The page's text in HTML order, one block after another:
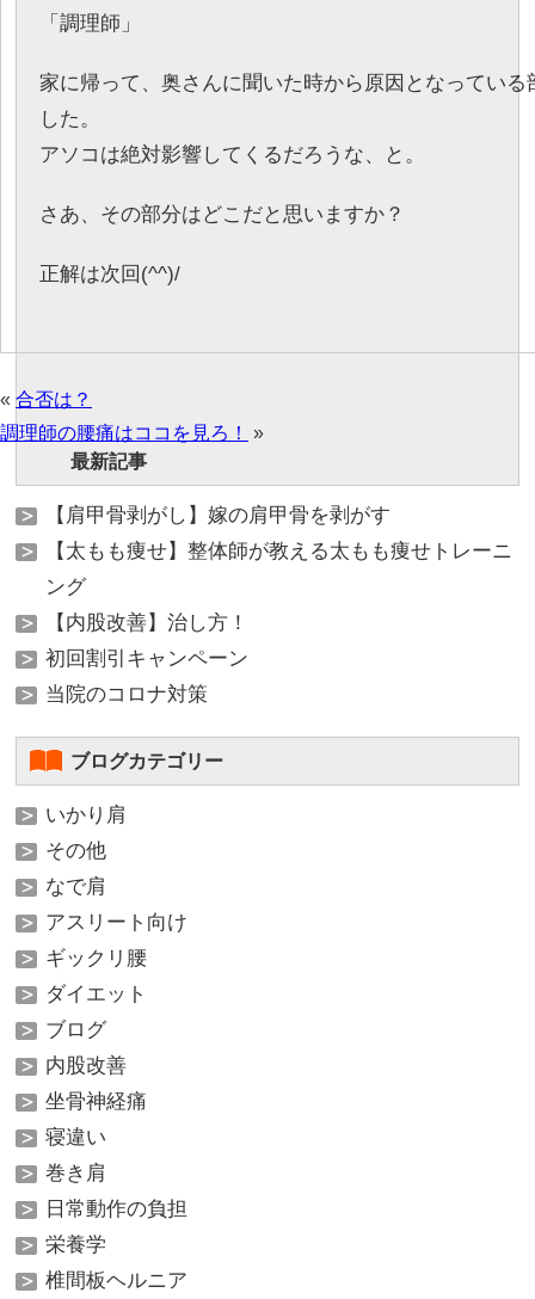
「調理師」
家に帰って、奥さんに聞いた時から原因となっている
した。
アソコは絶対影響してくるだろうな、と。
さあ、その部分はどこだと思いますか？
正解は次回(^^)/
« 合否は？
調理師の腰痛はココを見ろ！
»
最新記事
【肩甲骨剥がし】嫁の肩甲骨を剥がす
【太もも痩せ】整体師が教える太もも痩せトレーニ
ング
【内股改善】治し方！
初回割引キャンペーン
当院のコロナ対策
ブログカテゴリー
いかり肩
その他
なで肩
アスリート向け
ギックリ腰
ダイエット
ブログ
内股改善
坐骨神経痛
寝違い
巻き肩
日常動作の負担
栄養学
椎間板ヘルニア